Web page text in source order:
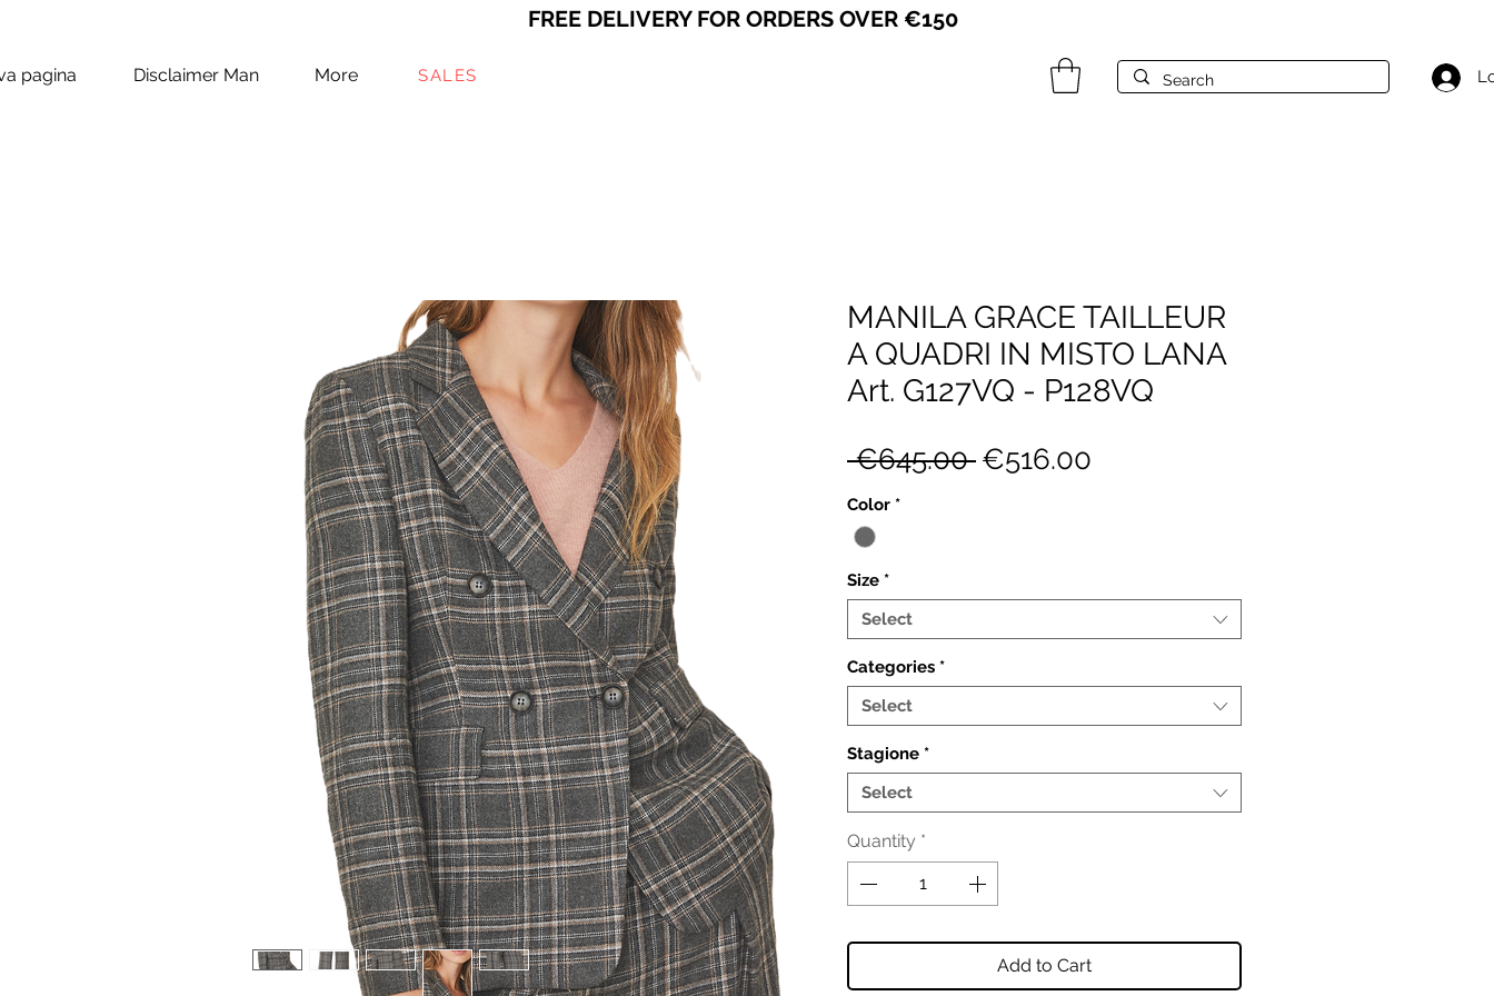
FREE DELIVERY FOR ORDERS OVER €150
pagina Disclaimer Man More SALES
MANILA GRACE TAILLEUR
A QUADRI IN MISTO LANA
Art. G127VQ - P128VQ
€645.00 Regular
€516.00
Color *
Size *
Select
Categories *
Select
Stagione *
Select
Quantity *
Add to Cart